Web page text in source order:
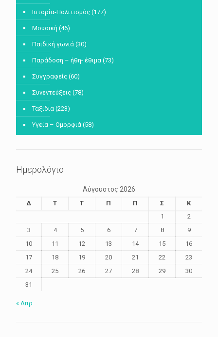
Ιστορία-Πολιτισμός (177)
Μουσική (46)
Παιδική γωνιά (30)
Παράδοση – ήθη- έθιμα (73)
Συγγραφείς (60)
Συνεντεύξεις (78)
Ταξίδια (223)
Υγεία – Ομορφιά (58)
Ημερολόγιο
Αύγουστος 2026
Δ Τ Τ Π Π Σ
Κ
1
2
3
4 5 6 7 8
9
10
11 12 13 14 15
16
17
18 19 20 21 22
23
24
25 26 27 28 29
30
31
« Απρ